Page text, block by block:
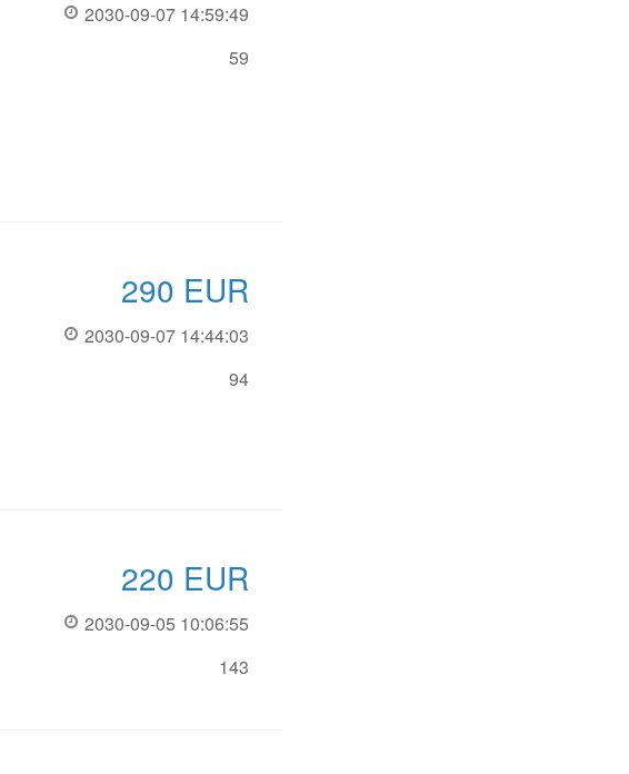
2030-09-07 14:59:49
59
290 EUR
2030-09-07 14:44:03
94
220 EUR
2030-09-05 10:06:55
143